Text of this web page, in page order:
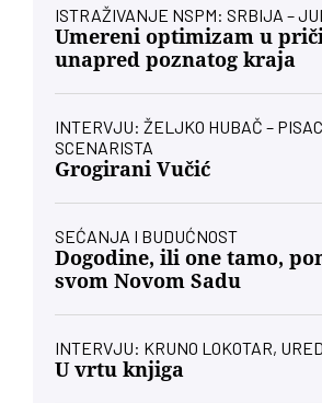
ISTRAŽIVANJE NSPM: SRBIJA –
Umereni optimizam u
unapred poznatog kraja
INTERVJU: ŽELJKO HUBAČ –
SCENARISTA
Grogirani Vučić
SEĆANJA I BUDUĆNOST
Dogodine, ili one tamo,
svom Novom Sadu
INTERVJU: KRUNO LOKOTAR,
U vrtu knjiga